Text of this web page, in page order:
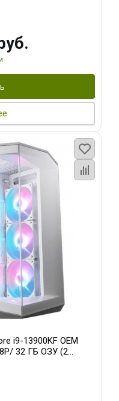
i9-13900KF OEM
32 ГБ ОЗУ (2
OC 16GB GDDR6